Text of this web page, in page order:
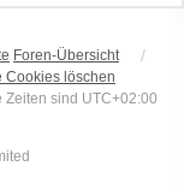
Foren-Übersicht
Cookies löschen
Zeiten sind UTC+02:00